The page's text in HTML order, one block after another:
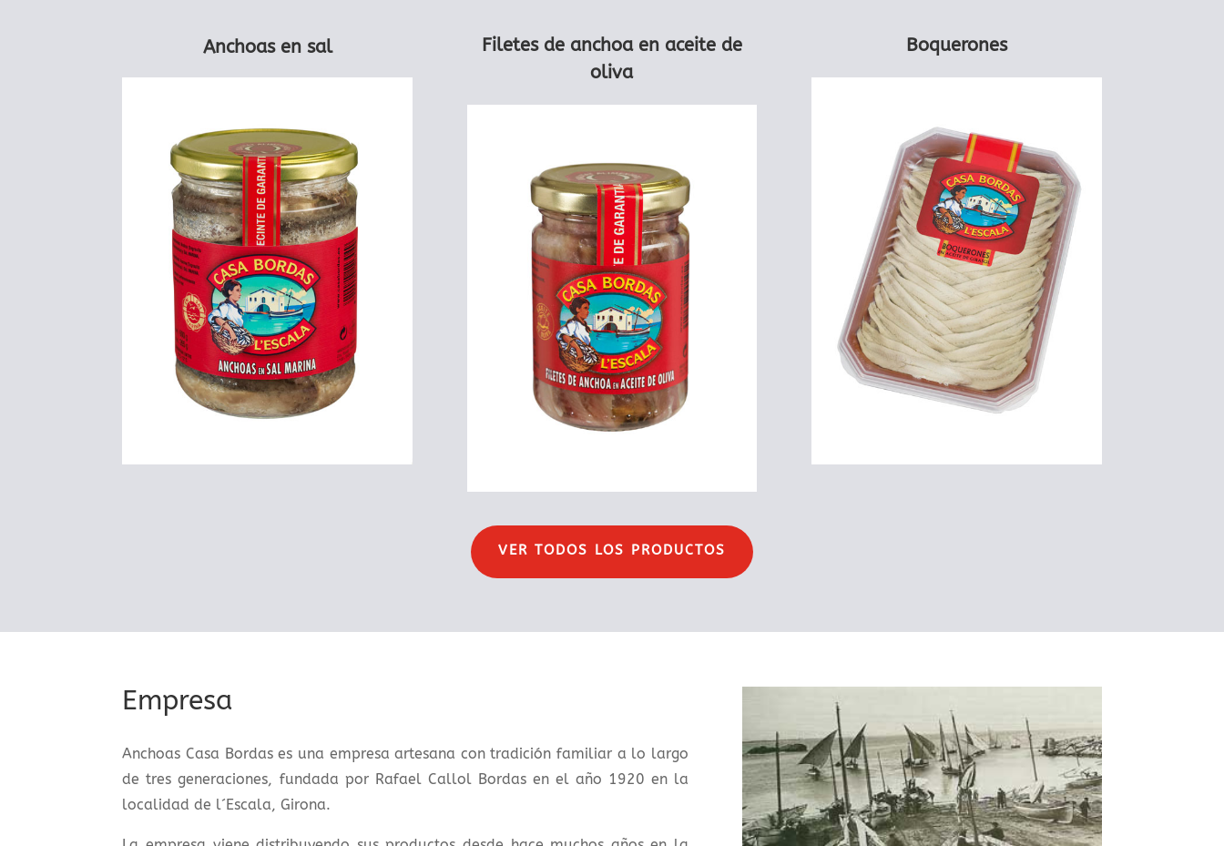
Anchoas en sal
Filetes de anchoa en aceite de
oliva
Boquerones
VER TODOS LOS PRODUCTOS
Empresa
Anchoas Casa Bordas es una empresa artesana con tradición familiar a lo largo
de tres generaciones, fundada por Rafael Callol Bordas en el año 1920 en la
localidad de l´Escala, Girona.